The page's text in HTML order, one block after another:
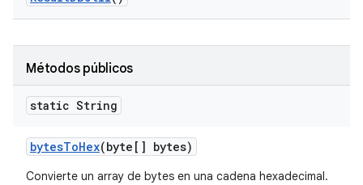
Métodos públicos
static String
bytesToHex(byte[] bytes)
Convierte un array de bytes en una cadena hexadecimal.